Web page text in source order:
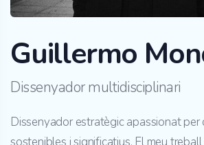
Guillermo
Dissenyador multidisciplinari
Dissenyador estratègic apassionat per
sostenibles i significatius. El meu